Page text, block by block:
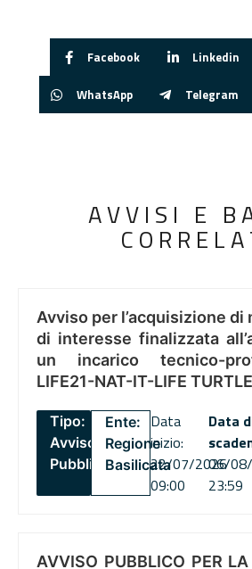
Facebook Linkedin
WhatsApp Telegram
AVVISI E
Avviso per l’acquisizione
di interesse finalizzata
un incarico tecnico-
LIFE21-NAT-IT-LIFE TURTLE
Tipo:
Avviso
Pubblico
Ente:
Regione
Basilicata
Data
inizio:
22/07/2026
09:00
Data
06/
23:59
AVVISO PUBBLICO PER